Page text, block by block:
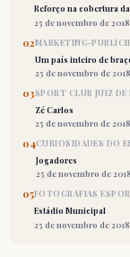
Reforço na cobertura
25 de novembro de 2018
02MARKETING-
Um país inteiro de
25 de novembro de 2018
03SPORT CLUB JUIZ DE
Zé Carlos
25 de novembro de 2018
04CURIOSIDADES DO
Jogadores
25 de novembro de 2018
05FOTOGRAFIAS
Estádio Municipal
25 de novembro de 2018